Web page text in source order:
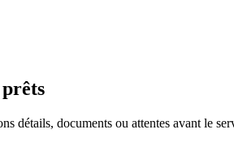
détails, documents ou attentes avant le